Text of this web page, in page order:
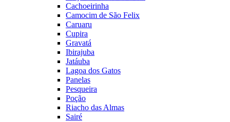
Cachoeirinha
Camocim de São Felix
Caruaru
Cupira
Gravatá
Ibirajuba
Jatáuba
Lagoa dos Gatos
Panelas
Pesqueira
Poção
Riacho das Almas
Sairé